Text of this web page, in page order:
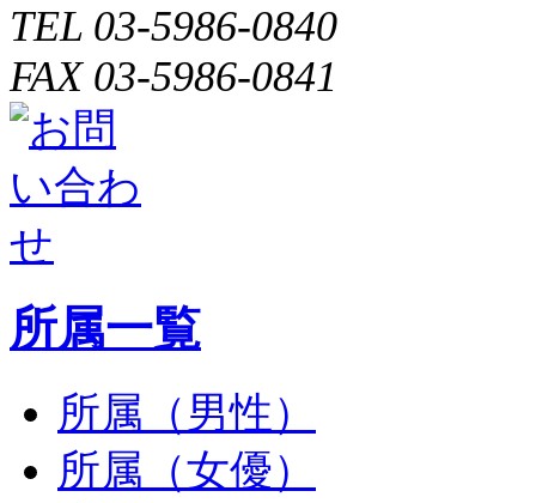
TEL 03-5986-0840
FAX 03-5986-0841
所属一覧
所属（男性）
所属（女優）